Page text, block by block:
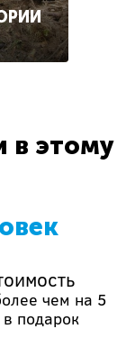
в этому
чем на 5
подарок